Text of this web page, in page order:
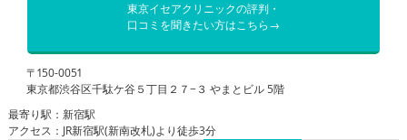
東京イセアクリニックの評判・
口コミを聞きたい方はこちら→
〒150-0051
東京都渋谷区千駄ケ谷５丁目２７−３ やまとビル 5階
最寄り駅：新宿駅
アクセス：JR新宿駅(新南改札)より徒歩3分